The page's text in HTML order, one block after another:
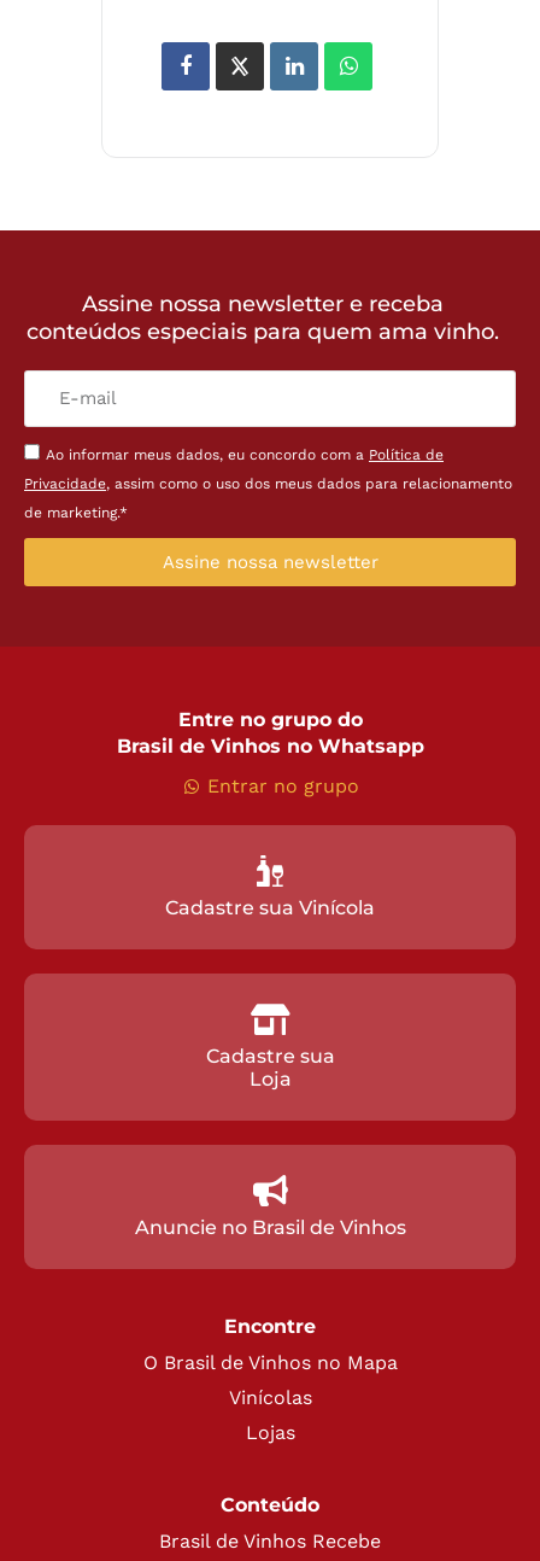
Assine nossa newsletter e receba
conteúdos especiais para quem ama vinho.
Ao informar meus dados, eu concordo com a Política de
Privacidade, assim como o uso dos meus dados para relacionamento
de marketing.*
Assine nossa newsletter
Entre no grupo do
Brasil de Vinhos no Whatsapp
Entrar no grupo
Cadastre sua Vinícola
Cadastre sua
Loja
Anuncie no Brasil de Vinhos
Encontre
O Brasil de Vinhos no Mapa
Vinícolas
Lojas
Conteúdo
Brasil de Vinhos Recebe